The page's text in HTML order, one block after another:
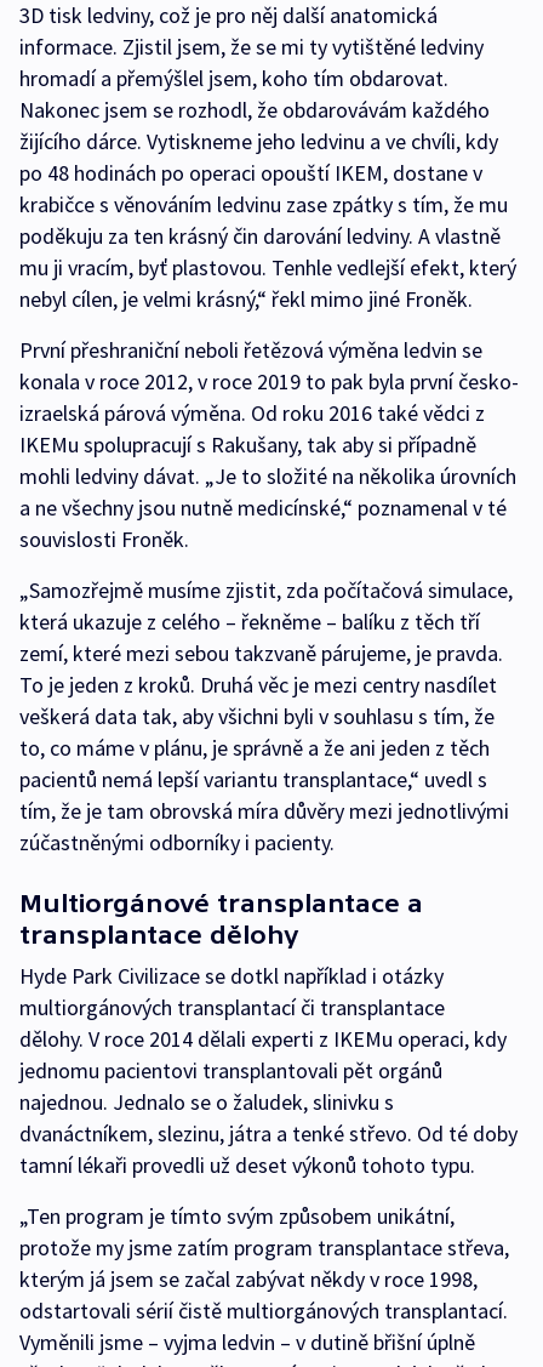
3D tisk ledviny, což je pro něj další anatomická
informace. Zjistil jsem, že se mi ty vytištěné ledviny
hromadí a přemýšlel jsem, koho tím obdarovat.
Nakonec jsem se rozhodl, že obdarovávám každého
žijícího dárce. Vytiskneme jeho ledvinu a ve chvíli, kdy
po 48 hodinách po operaci opouští IKEM, dostane v
krabičce s věnováním ledvinu zase zpátky s tím, že mu
poděkuju za ten krásný čin darování ledviny. A vlastně
mu ji vracím, byť plastovou. Tenhle vedlejší efekt, který
nebyl cílen, je velmi krásný,“ řekl mimo jiné Froněk.
První přeshraniční neboli řetězová výměna ledvin se
konala v roce 2012, v roce 2019 to pak byla první česko-
izraelská párová výměna. Od roku 2016 také vědci z
IKEMu spolupracují s Rakušany, tak aby si případně
mohli ledviny dávat. „Je to složité na několika úrovních
a ne všechny jsou nutně medicínské,“ poznamenal v té
souvislosti Froněk.
„Samozřejmě musíme zjistit, zda počítačová simulace,
která ukazuje z celého – řekněme – balíku z těch tří
zemí, které mezi sebou takzvaně párujeme, je pravda.
To je jeden z kroků. Druhá věc je mezi centry nasdílet
veškerá data tak, aby všichni byli v souhlasu s tím, že
to, co máme v plánu, je správně a že ani jeden z těch
pacientů nemá lepší variantu transplantace,“ uvedl s
tím, že je tam obrovská míra důvěry mezi jednotlivými
zúčastněnými odborníky i pacienty.
Multiorgánové transplantace a
transplantace dělohy
Hyde Park Civilizace se dotkl například i otázky
multiorgánových transplantací či transplantace
dělohy. V roce 2014 dělali experti z IKEMu operaci, kdy
jednomu pacientovi transplantovali pět orgánů
najednou. Jednalo se o žaludek, slinivku s
dvanáctníkem, slezinu, játra a tenké střevo. Od té doby
tamní lékaři provedli už deset výkonů tohoto typu.
„Ten program je tímto svým způsobem unikátní,
protože my jsme zatím program transplantace střeva,
kterým já jsem se začal zabývat někdy v roce 1998,
odstartovali sérií čistě multiorgánových transplantací.
Vyměnili jsme – vyjma ledvin – v dutině břišní úplně